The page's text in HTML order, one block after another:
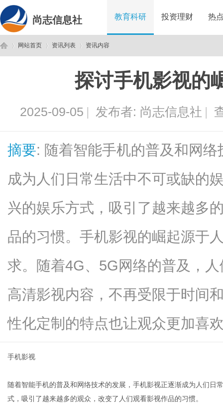
尚志信息社 教育科研 投资理财 热
网站首页 资讯列表
›
资讯内容
探讨手机影视的
2025-09-05 | 发布者: 尚志信息社 |
摘要: 随着智能手机的普及和网
成为人们日常生活中不可或缺的
兴的娱乐方式，吸引了越来越多
品的习惯。手机影视的崛起源于
求。随着4G、5G网络的普及，
高清影视内容，不再受限于时间
性化定制的特点也让观众更加喜
手机影视
随着智能手机的普及和网络技术的发展，手机影视正逐渐成为人们日
式，吸引了越来越多的观众，改变了人们观看影视作品的习惯。